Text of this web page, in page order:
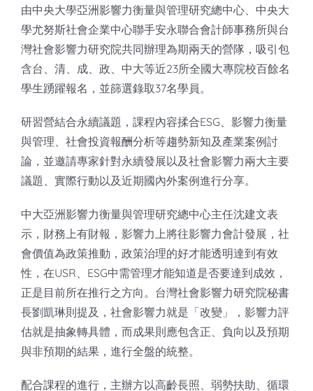
由中央大學亞洲影響力衡量與管理研究總中心、中央大
學尤努斯社會企業中心聯手安永聯合會計師事務所與台
灣社會影響力研究院共同辦理為期兩天的營隊，吸引包
含台、清、成、政、中大等近23所全國大專院校百餘名
學生踴躍報名，並篩選錄取37名學員。
研習營結合永續議題，課程內容揉合ESG、影響力衡量
與管理、社會投資報酬分析等趨勢新知及產業案例討
論，並邀請專家針對永續發展以及社會影響力兩大主要
議題、實際行動以及近期國內外案例進行分享。
中大亞洲影響力衡量與管理研究總中心主任沈建文表
示，財務上有財報，影響力上將往影響力會計發展，社
會價值為政策推動，政策治理的好才能透明達到有效
性，在USR、ESG中需管理才能知道是否要達到成效，
正是目前所在推行之方向。台灣社會影響力研究院秘書
長劉凱琳則提及，社會影響力就是「改變」，影響力評
估就是抽象轉具體，而成果則應包含正、負向以及預期
與非預期的結果，進行全盤的統整。
配合課程的進行，主辦方以高齡長照、弱勢扶助、循環